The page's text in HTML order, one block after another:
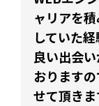
ャリアを
していた経
良い出会
おります
せて頂きま